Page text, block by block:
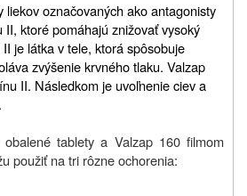
liekov označovaných ako antagonisty
ktoré pomáhajú znižovať vysoký
je látka v tele, ktorá spôsobuje
zvýšenie krvného tlaku. Valzap
II. Následkom je uvoľnenie ciev a
tablety a Valzap 160 filmom
použiť na tri rôzne ochorenia: